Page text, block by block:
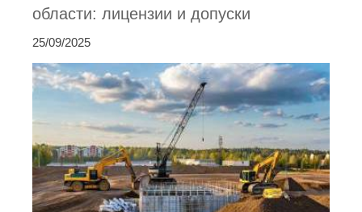
области: лицензии и допуски
25/09/2025